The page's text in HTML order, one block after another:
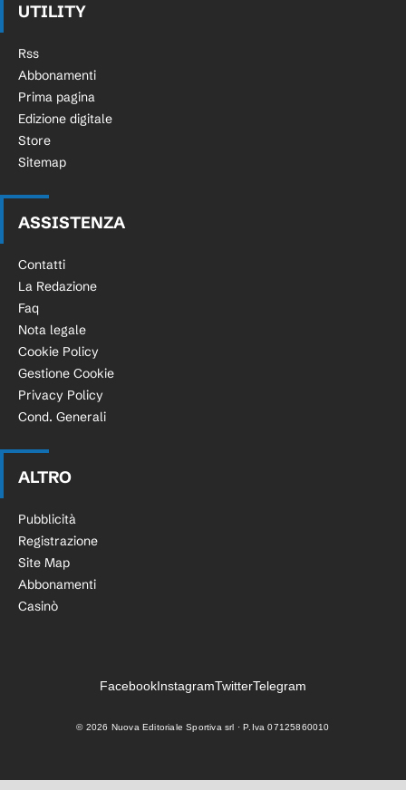
UTILITY
Rss
Abbonamenti
Prima pagina
Edizione digitale
Store
Sitemap
ASSISTENZA
Contatti
La Redazione
Faq
Nota legale
Cookie Policy
Gestione Cookie
Privacy Policy
Cond. Generali
ALTRO
Pubblicità
Registrazione
Site Map
Abbonamenti
Casinò
FacebookInstagramTwitterTelegram
© 2026 Nuova Editoriale Sportiva srl · P.Iva 07125860010